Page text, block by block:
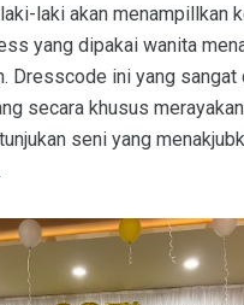
laki akan menampillkan
yang dipakai wanita
Dresscode ini yang sangat
secara khusus
seni yang